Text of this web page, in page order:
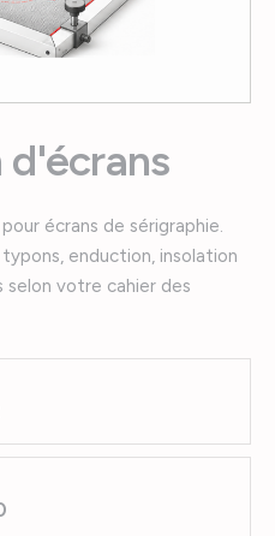
d'écrans
écrans de sérigraphie.
enduction, insolation
votre cahier des